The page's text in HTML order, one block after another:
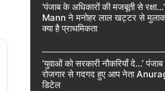
‘पंजाब के अधिकारों की मजबूती से
Mann ने मनोहर लाल खट्टर से
क्या है प्राथमिकता
‘युवाओं को सरकारी नौकरियाँ दे…’
रोजगार से गदगद हुए आप नेता
डिटेल